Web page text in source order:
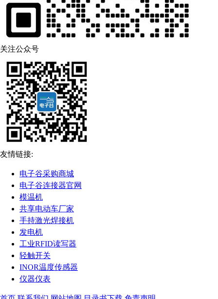
关注公众号
友情链接:
电子谷采购商城
电子谷连接器官网
模温机
共享电动车厂家
手持激光焊接机
发电机
工业RFID读写器
轻触开关
INOR温度传感器
仪器仪表